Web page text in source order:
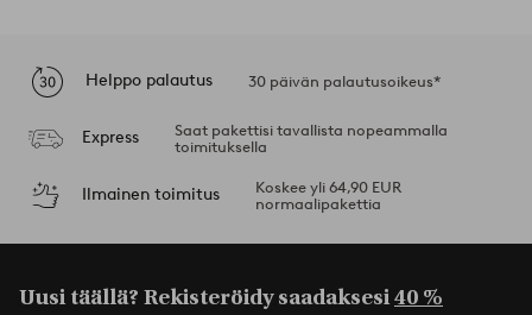
Helppo palautus 30 päivän palautusoikeus*
Express
Saat pakettisi tavallista nopeammalla
toimituksella
Ilmainen toimitus
Koskee yli 64,90 EUR
normaalipakettia
Uusi täällä? Rekisteröidy saadaksesi40 %